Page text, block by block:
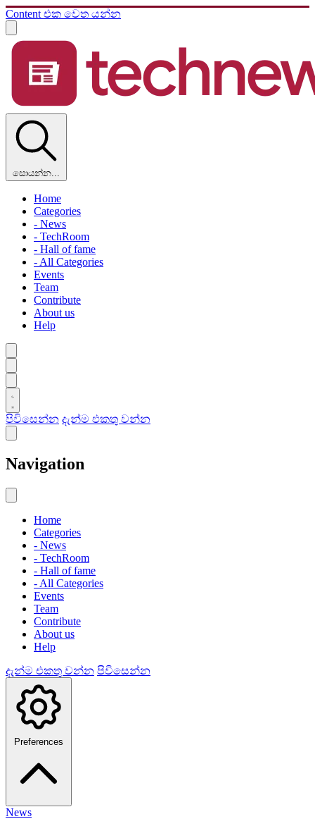
Content එක වෙත යන්න
සොයන්න...
Home
Categories
- News
- TechRoom
- Hall of fame
- All Categories
Events
Team
Contribute
About us
Help
පිවිසෙන්න දැන්ම එකතු වන්න
Navigation
Home
Categories
- News
- TechRoom
- Hall of fame
- All Categories
Events
Team
Contribute
About us
Help
දැන්ම එකතු වන්න පිවිසෙන්න
Preferences
News